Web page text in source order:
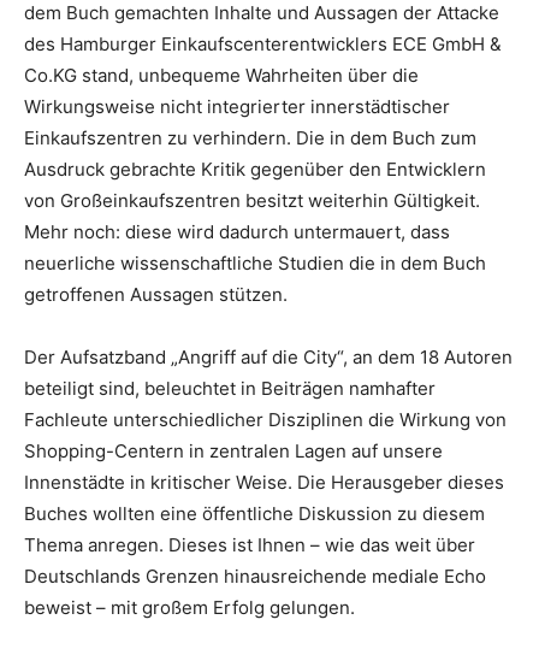
dem Buch gemachten Inhalte und Aussagen der Attacke
des Hamburger Einkaufscenterentwicklers ECE GmbH &
Co.KG stand, unbequeme Wahrheiten über die
Wirkungsweise nicht integrierter innerstädtischer
Einkaufszentren zu verhindern. Die in dem Buch zum
Ausdruck gebrachte Kritik gegenüber den Entwicklern
von Großeinkaufszentren besitzt weiterhin Gültigkeit.
Mehr noch: diese wird dadurch untermauert, dass
neuerliche wissenschaftliche Studien die in dem Buch
getroffenen Aussagen stützen.
Der Aufsatzband „Angriff auf die City“, an dem 18 Autoren
beteiligt sind, beleuchtet in Beiträgen namhafter
Fachleute unterschiedlicher Disziplinen die Wirkung von
Shopping-Centern in zentralen Lagen auf unsere
Innenstädte in kritischer Weise. Die Herausgeber dieses
Buches wollten eine öffentliche Diskussion zu diesem
Thema anregen. Dieses ist Ihnen – wie das weit über
Deutschlands Grenzen hinausreichende mediale Echo
beweist – mit großem Erfolg gelungen.